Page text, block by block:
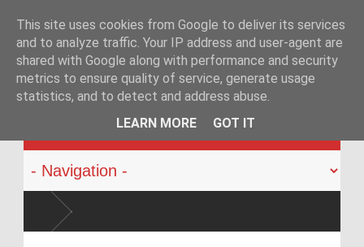
KATEHACKER
This site uses cookies from Google to deliver its services
and to analyze traffic. Your IP address and user-agent are
shared with Google along with performance and security
metrics to ensure quality of service, generate usage
statistics, and to detect and address abuse.
LEARN MORE
GOT IT